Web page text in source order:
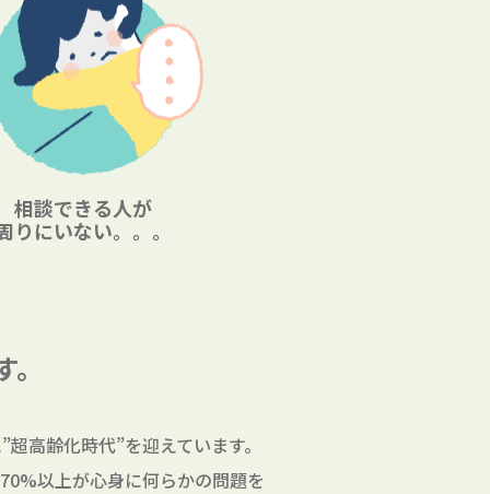
相談できる人が
りにいない。。。
高齢化時代”を迎えています。
以上が心身に何らかの問題を